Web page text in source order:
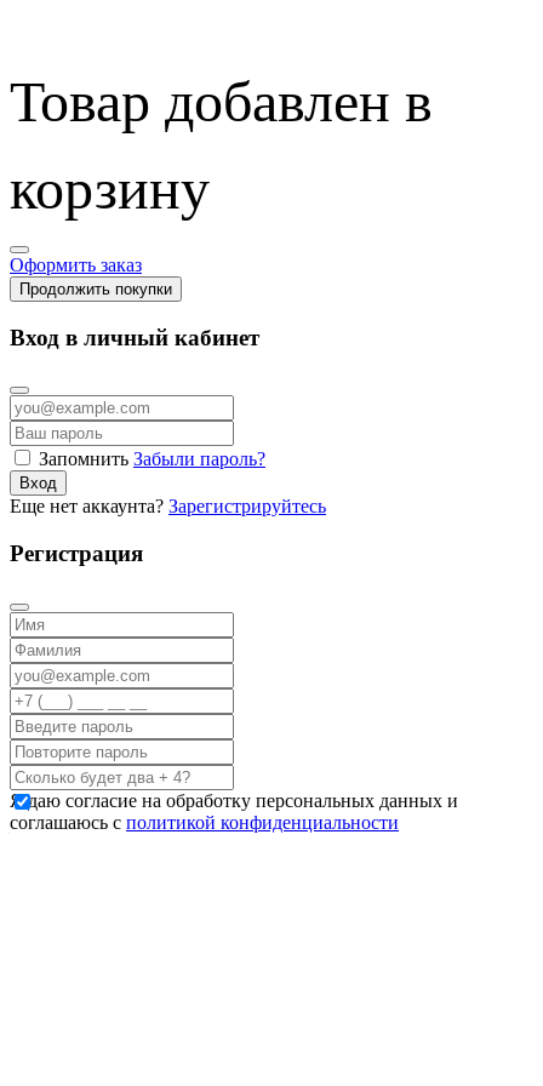
Товар добавлен в
корзину
Оформить заказ
Продолжить покупки
Вход в личный кабинет
Запомнить Забыли пароль?
Вход
Еще нет аккаунта? Зарегистрируйтесь
Регистрация
Я даю согласие на обработку персональных данных и
соглашаюсь с политикой конфиденциальности